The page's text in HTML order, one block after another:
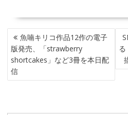
投
稿
ナ
ビ
ゲ
魚喃キリコ作品12作の電子
版発売、「strawberry
shortcakes」など3冊を本日配
信